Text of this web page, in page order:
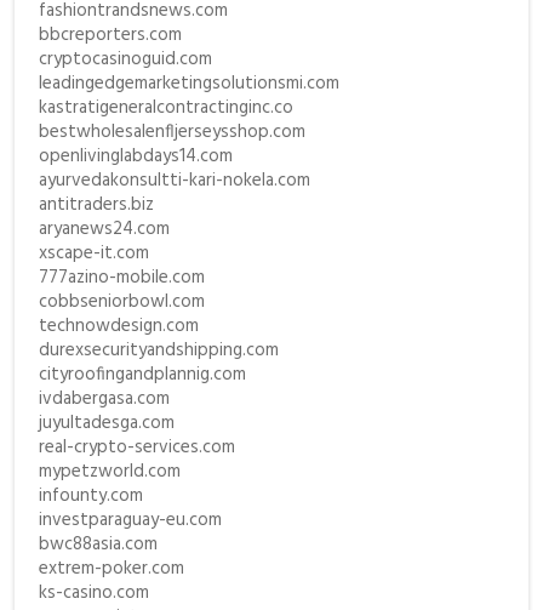
fashiontrandsnews.com
bbcreporters.com
cryptocasinoguid.com
leadingedgemarketingsolutionsmi.com
kastratigeneralcontractinginc.co
bestwholesalenfljerseysshop.com
openlivinglabdays14.com
ayurvedakonsultti-kari-nokela.com
antitraders.biz
aryanews24.com
xscape-it.com
777azino-mobile.com
cobbseniorbowl.com
technowdesign.com
durexsecurityandshipping.com
cityroofingandplannig.com
ivdabergasa.com
juyultadesga.com
real-crypto-services.com
mypetzworld.com
infounty.com
investparaguay-eu.com
bwc88asia.com
extrem-poker.com
ks-casino.com